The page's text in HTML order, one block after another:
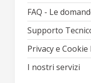
FAQ - Le
Supporto
Privacy e Cookie
I nostri servizi